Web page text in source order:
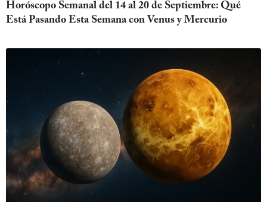
Horóscopo Semanal del 14 al 20 de Septiembre: Qué
Está Pasando Esta Semana con Venus y Mercurio